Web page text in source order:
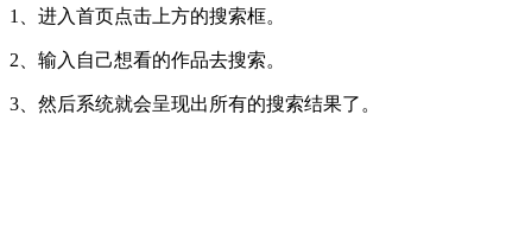
1、进入首页点击上方的搜索框。
2、输入自己想看的作品去搜索。
3、然后系统就会呈现出所有的搜索结果了。